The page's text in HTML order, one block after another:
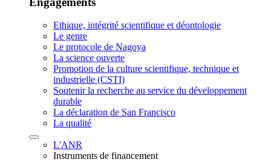
Ethique, intégrité scientifique et déontologie
Le genre
Le protocole de Nagoya
La science ouverte
Promotion de la culture scientifique, technique et
industrielle (CSTI)
Soutenir la recherche au service du développement
durable
La déclaration de San Francisco
La qualité
L'ANR
Instruments de financement